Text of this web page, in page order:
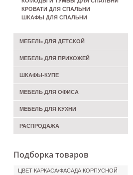
КРОВАТИ ДЛЯ СПАЛЬНИ
ШКАФЫ ДЛЯ СПАЛЬНИ
МЕБЕЛЬ ДЛЯ ДЕТСКОЙ
МЕБЕЛЬ ДЛЯ ПРИХОЖЕЙ
ШКАФЫ-КУПЕ
МЕБЕЛЬ ДЛЯ ОФИСА
МЕБЕЛЬ ДЛЯ КУХНИ
РАСПРОДАЖА
Подборка товаров
ЦВЕТ КАРКАСА/ФАСАДА КОРПУСНОЙ